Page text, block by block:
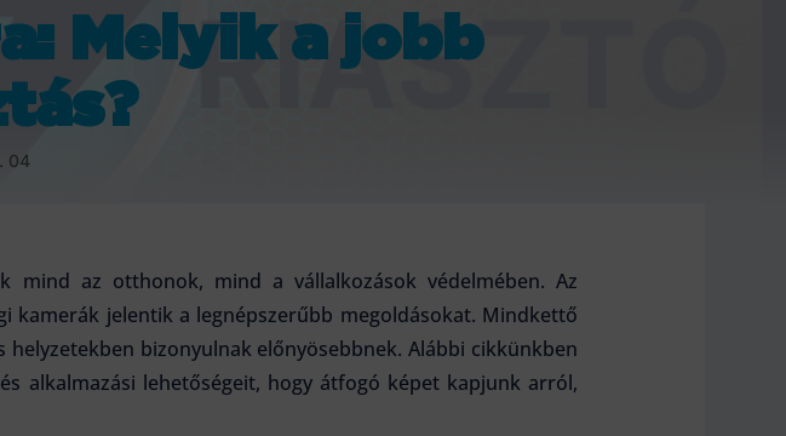
Melyik a jobb
04
mind az otthonok, mind a vállalkozások védelmében. Az
kamerák jelentik a legnépszerűbb megoldásokat. Mindkettő
bizonyulnak előnyösebbnek. Alábbi cikkünkben
alkalmazási lehetőségeit, hogy átfogó képet kapjunk arról,